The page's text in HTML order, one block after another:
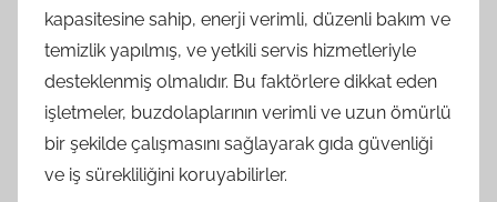
kapasitesine sahip, enerji verimli, düzenli bakım ve
temizlik yapılmış, ve yetkili servis hizmetleriyle
desteklenmiş olmalıdır. Bu faktörlere dikkat eden
işletmeler, buzdolaplarının verimli ve uzun ömürlü
bir şekilde çalışmasını sağlayarak gıda güvenliği
ve iş sürekliliğini koruyabilirler.